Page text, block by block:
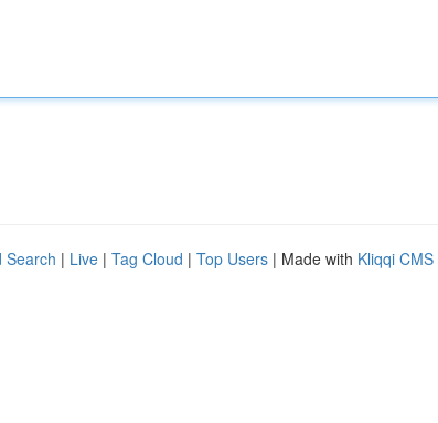
Search | Live | Tag Cloud | Top Users | Made with Kliqqi CMS